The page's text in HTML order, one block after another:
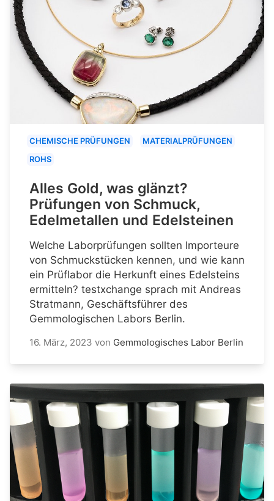
CHEMISCHE PRÜFUNGEN
MATERIALPRÜFUNGEN
ROHS
Alles Gold, was glänzt?
Prüfungen von Schmuck,
Edelmetallen und Edelsteinen
Welche Laborprüfungen sollten Importeure
von Schmuckstücken kennen, und wie kann
ein Prüflabor die Herkunft eines Edelsteins
ermitteln? testxchange sprach mit Andreas
Stratmann, Geschäftsführer des
Gemmologischen Labors Berlin.
16. März, 2023 von Gemmologisches Labor Berlin